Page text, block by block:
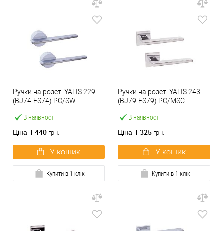
В наявності
Ручки на розеті YALIS 229
(BJ74-ES74) PC/SW
Ціна 1 440 грн.
У кошик
Купити в 1 клік
В наявності
Ручки на розеті YALIS 243
(BJ79-ES79) PC/MSC
хром
Ціна 1 325 грн.
У кошик
Купити в 1 клік